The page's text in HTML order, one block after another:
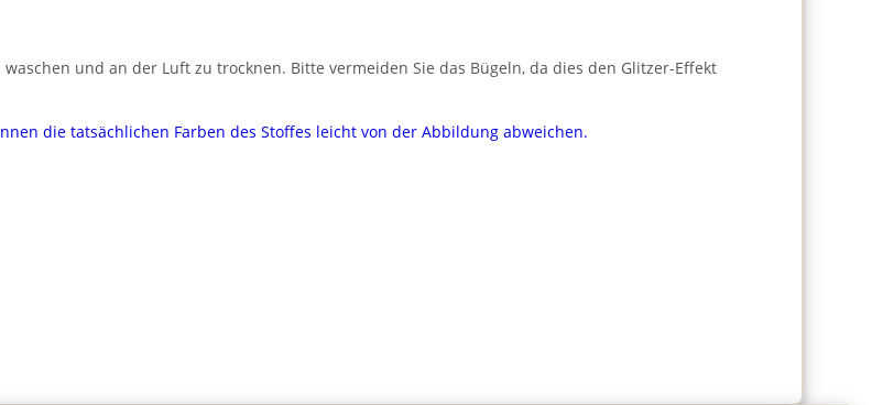
und an der Luft zu trocknen. Bitte vermeiden Sie das Bügeln, da dies den Glitzer-Effekt
die tatsächlichen Farben des Stoffes leicht von der Abbildung abweichen.